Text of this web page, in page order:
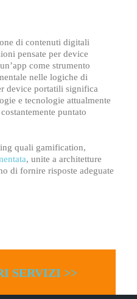
di contenuti digitali
pensate per device
come strumento
nelle logiche di
device portatili significa
e tecnologie attualmente
puntato
quali gamification,
, unite a architetture
di fornire risposte adeguate
SERVIZI >>